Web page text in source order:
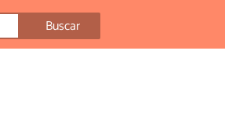
Buscar